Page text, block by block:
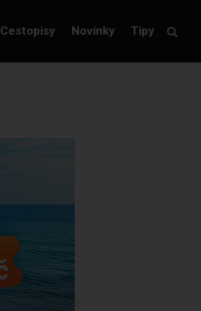
Cestopisy Novinky Tipy